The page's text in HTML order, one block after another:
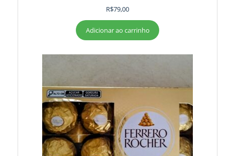
R$79,00
Adicionar ao carrinho